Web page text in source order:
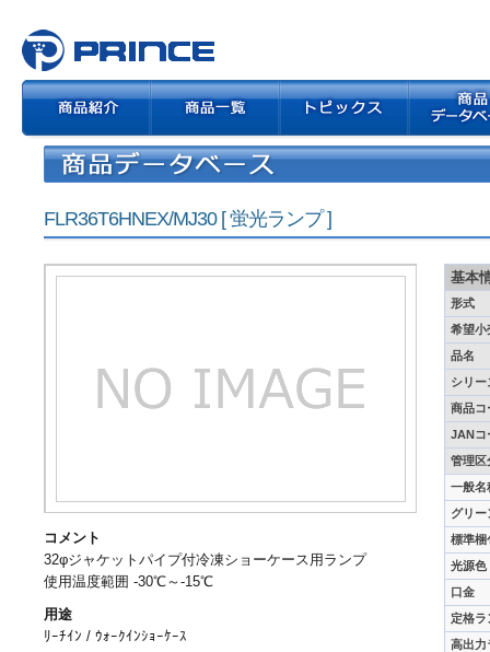
FLR36T6HNEX/MJ30 [ 蛍光ランプ ]
基本
形式
希望小
品名
シリー
商品コ
JANコ
管理区
一般名
グリー
標準梱
光源色
口金
定格ラ
高出力
コメント
32φジャケットパイプ付冷凍ショーケース用ランプ
使用温度範囲 -30℃～-15℃
用途
ﾘｰﾁｲﾝ / ｳｫｰｸｲﾝｼｮｰｹｰｽ